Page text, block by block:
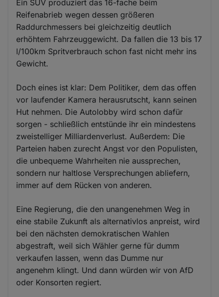
Ein SUV produziert das 16-fache beim
Reifenabrieb wegen dessen größeren
Raddurchmessers bei gleichzeitig deutlich
erhöhtem Fahrzeuggewicht. Da fallen die 13 bis 17
l/100km Spritverbrauch schon fast nicht mehr ins
Gewicht.
Doch eines ist klar: Dem Politiker, dem das offen
vor laufender Kamera herausrutscht, kann seinen
Hut nehmen. Die Autolobby wird schon dafür
sorgen - schließlich entstünde ihr ein mindestens
zweistelliger Milliardenverlust. Außerdem: Die
Parteien haben zurecht Angst vor den Populisten,
die unbequeme Wahrheiten nie aussprechen,
sondern nur haltlose Versprechungen abliefern,
immer auf dem Rücken von anderen.
Eine Regierung, die den unangenehmen Weg in
eine stabile Zukunft als alternativlos anpreist, wird
bei den nächsten demokratischen Wahlen
abgestraft, weil sich Wähler gerne für dumm
verkaufen lassen, wenn das Dumme nur
angenehm klingt. Und dann würden wir von AfD
oder Konsorten regiert.